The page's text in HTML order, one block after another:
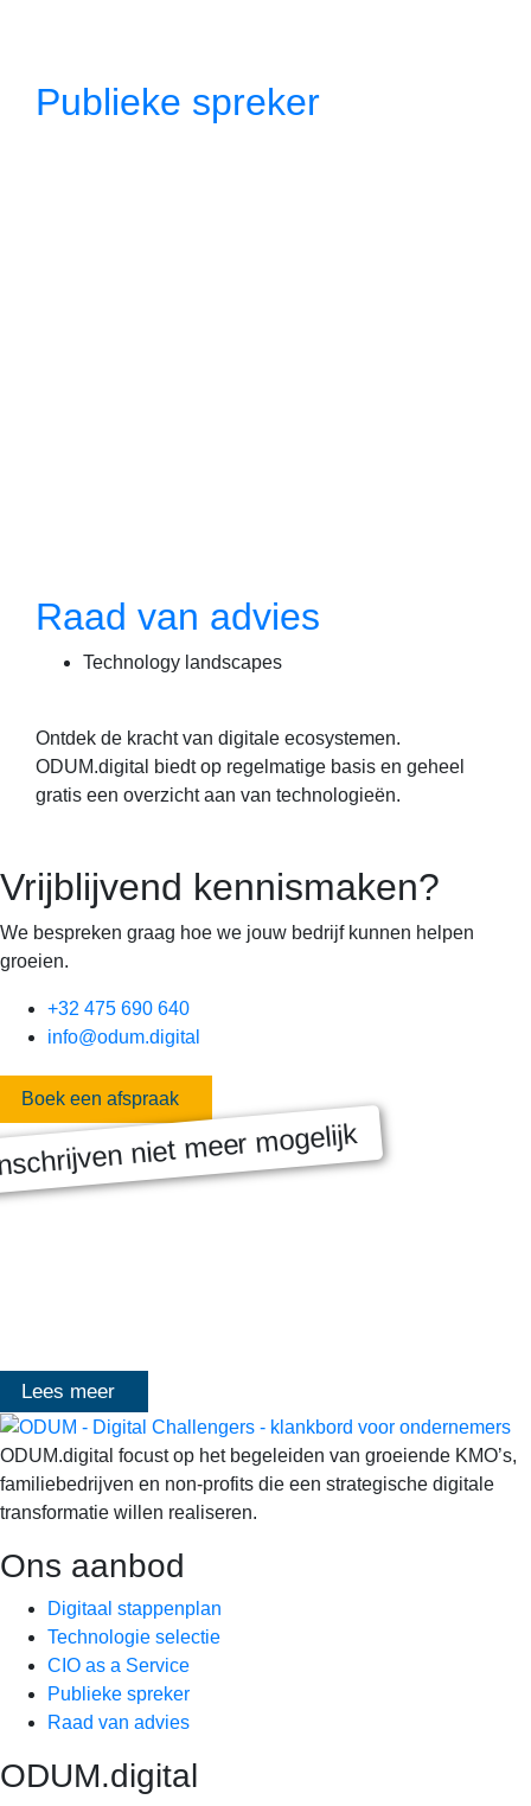
Publieke spreker
Raad van advies
Technology landscapes
Ontdek de kracht van digitale ecosystemen.
ODUM.digital biedt op regelmatige basis en geheel
gratis een overzicht aan van technologieën.
Vrijblijvend kennismaken?
We bespreken graag hoe we jouw bedrijf kunnen helpen
groeien.
+32 475 690 640
info@odum.digital
Boek een afspraak
niet meer mogelijk
MASTERCLASS 2025
Lees meer
ODUM.digital focust op het begeleiden van groeiende KMO’s,
familiebedrijven en non-profits die een strategische digitale
transformatie willen realiseren.
Ons aanbod
Digitaal stappenplan
Technologie selectie
CIO as a Service
Publieke spreker
Raad van advies
ODUM.digital